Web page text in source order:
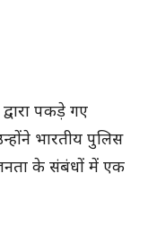
पकड़े गए
भारतीय पुलिस
के संबंधों में एक